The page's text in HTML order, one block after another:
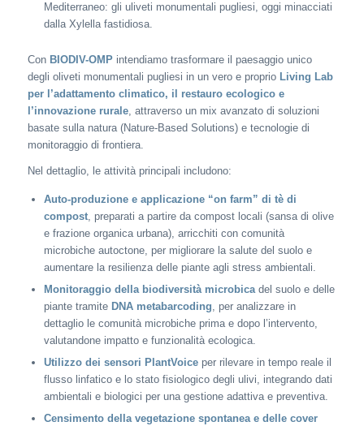
Mediterraneo: gli uliveti monumentali pugliesi, oggi minacciati
dalla Xylella fastidiosa.
Con BIODIV-OMPintendiamo trasformare il paesaggio unico
degli oliveti monumentali pugliesi in un vero e proprio Living Lab
per l’adattamento climatico, il restauro ecologico e
l’innovazione rurale, attraverso un mix avanzato di soluzioni
basate sulla natura (Nature-Based Solutions) e tecnologie di
monitoraggio di frontiera.
Nel dettaglio, le attività principali includono:
Auto-produzione e applicazione “on farm” di tè di
compost, preparati a partire da compost locali (sansa di olive
e frazione organica urbana), arricchiti con comunità
microbiche autoctone, per migliorare la salute del suolo e
aumentare la resilienza delle piante agli stress ambientali.
Monitoraggio della biodiversità microbicadel suolo e delle
piante tramite DNA metabarcoding, per analizzare in
dettaglio le comunità microbiche prima e dopo l’intervento,
valutandone impatto e funzionalità ecologica.
Utilizzo dei sensori PlantVoiceper rilevare in tempo reale il
flusso linfatico e lo stato fisiologico degli ulivi, integrando dati
ambientali e biologici per una gestione adattiva e preventiva.
Censimento della vegetazione spontanea e delle cover